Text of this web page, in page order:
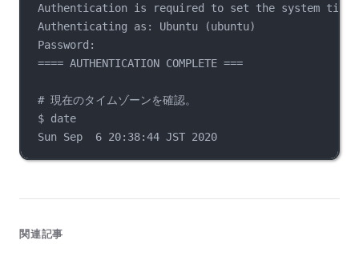
Authentication is required to set the system
Authenticating as: Ubuntu (ubuntu)
Password:
==== AUTHENTICATION COMPLETE ===
# 現在のタイムゾーンを確認。
$ date
Sun Sep  6 20:38:44 JST 2020
関連記事